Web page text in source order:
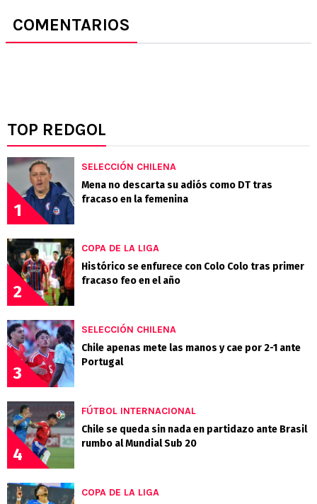
COMENTARIOS
TOP REDGOL
1
SELECCIÓN CHILENA
Mena no descarta su adiós como DT tras
fracaso en la femenina
2
COPA DE LA LIGA
Histórico se enfurece con Colo Colo tras primer
fracaso feo en el año
3
SELECCIÓN CHILENA
Chile apenas mete las manos y cae por 2-1 ante
Portugal
4
FÚTBOL INTERNACIONAL
Chile se queda sin nada en partidazo ante Brasil
rumbo al Mundial Sub 20
COPA DE LA LIGA